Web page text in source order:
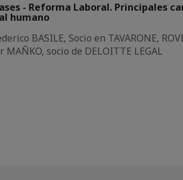
- Reforma Laboral. Principales
humano
BASILE, Socio en TAVARONE,
MAÑKO, socio de DELOITTE LEGAL